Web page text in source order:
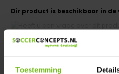
Toestemming
Dir product is beschikbaar in
We helpen u graag met meer